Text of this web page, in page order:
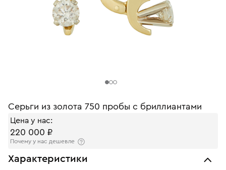
Серьги из золота 750 пробы с бриллиантами
Цена у нас:
220 000 ₽
Почему у нас дешевле
Характеристики